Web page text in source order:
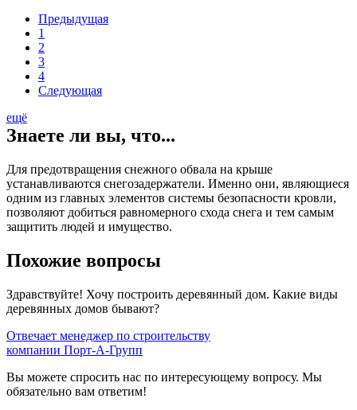
Предыдущая
1
2
3
4
Следующая
ещё
Знаете ли вы, что...
Для предотвращения снежного обвала на крыше
устанавливаются снегозадержатели. Именно они, являющиеся
одним из главных элементов системы безопасности кровли,
позволяют добиться равномерного схода снега и тем самым
защитить людей и имущество.
Похожие вопросы
Здравствуйте! Хочу построить деревянный дом. Какие виды
деревянных домов бывают?
Отвечает менеджер по строительству
компании Порт-А-Групп
Вы можете спросить нас по интересующему вопросу. Мы
обязательно вам ответим!